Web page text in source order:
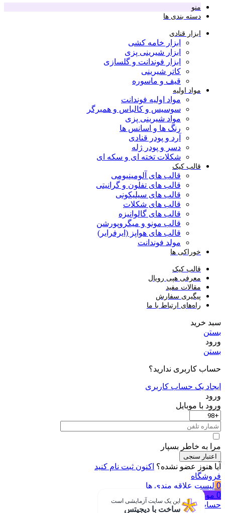
منو
دسته بندی ها
ابزار قنادی
ابزار خامه کشی
ابزار شیرینی پزی
ابزار فوندانت و گلسازی
کاتر شیرینی
قیف و ماسوره
مواد اولیه
مواد اولیه فوندانت
سوسیس و کالباس و همبرگر
مواد شیرینی پزی
رنگ ها و اسانس ها
آرد و پودر قنادی
دسر و پودر ژله
شکلات تخته ای و سکه ای
قالب کیک
قالب های آلومینیومی
قالب های تفلون و گرانیتی
قالب های سیلیکونی
قالب های شکلات
قالب های گالوانیزه
قالب مونو و میگروپورشن
قالب های هواپز (ایرفرایر)
مولد فوندانت
خوراکی ها
قالب کیک
معرفی هپی رویال
مقالات مفید
پیگیری سفارش
راه‌های ارتباط با ما
سبد خرید
بستن
ورود
بستن
حساب کاربری ندارید؟
ایجاد یک حساب کاربری
ورود
ورود با موبایل
مرا به خاطر بسپار
اعتبار سنجی
آیا هنوز عضو نشده؟ اکنون ثبت نام کنید
این یک سایت آزمایشی است
ساخت با دیجیتس
فروشگاه
0 لیست علاقه مندی ها
0 مورد
حساب من